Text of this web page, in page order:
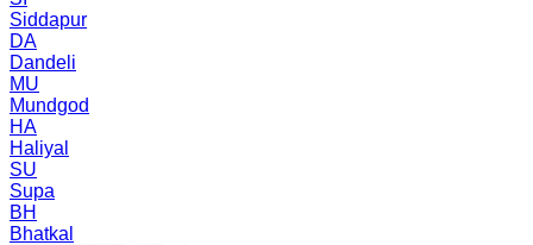
Siddapur
DA
Dandeli
MU
Mundgod
HA
Haliyal
SU
Supa
BH
Bhatkal